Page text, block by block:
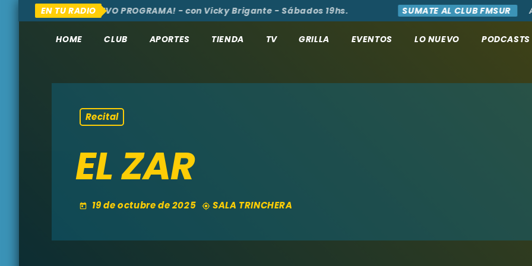
EN TU RADIO
Y ALLÁ ¡NUEVO PROGRAMA! - con Vicky Brigante - Sábados 19hs. SUMATE AL CLUB FMSUR
HOME CLUB APORTES TIENDA TV GRILLA EVENTOS LO NUEVO PODCASTS
Recital
EL ZAR
today 19 de octubre de 2025 my_location SALA TRINCHERA